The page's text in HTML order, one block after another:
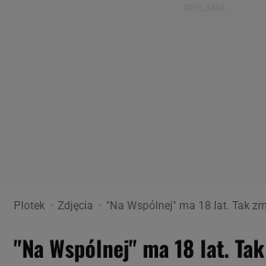
Plotek Zdjęcia "Na Wspólnej" ma 18 lat. Tak
"Na Wspólnej" ma 18 lat.